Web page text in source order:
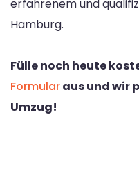
erfahrenem und
Hamburg.
Fülle noch heute
Formularaus und wir
Umzug!